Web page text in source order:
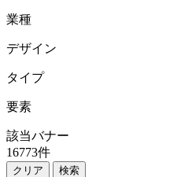
業種
デザイン
タイプ
要素
該当バナー
16773件
検索